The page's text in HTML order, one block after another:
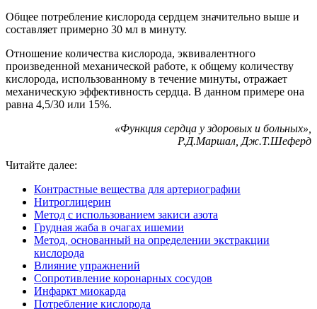
Общее потребление кислорода сердцем значительно выше и
составляет примерно 30 мл в минуту.
Отношение количества кислорода, эквивалентного
произведенной механической работе, к общему количеству
кислорода, использованному в течение минуты, отражает
механическую эффективность сердца. В данном примере она
равна 4,5/30 или 15%.
«Функция сердца у здоровых и больных»,
Р.Д.Маршал, Дж.Т.Шеферд
Читайте далее:
Контрастные вещества для артериографии
Нитроглицерин
Метод с использованием закиси азота
Грудная жаба в очагах ишемии
Метод, основанный на определении экстракции
кислорода
Влияние упражнений
Сопротивление коронарных сосудов
Инфаркт миокарда
Потребление кислорода